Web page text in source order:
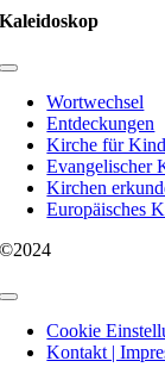
Kaleidoskop
Toggle
NavigationWortwechsel
Entdeckungen
Kirche für
Evangelischer
Kirchen
Europäisches
©2024
Toggle
Navigation
Cookie
Kontakt |